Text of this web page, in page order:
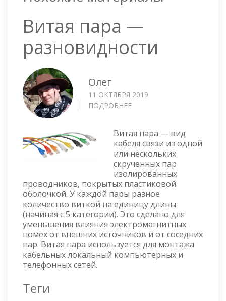
Витая пара —
разновидности
Олег
11 ОКТЯБРЯ 2019
ПОДРОБНЕЕ
—
РАЗНОВИДНОСТИ
Витая пара — вид
кабеля связи из одной
или нескольких
скрученных пар
изолированных
проводников, покрытых пластиковой
оболочкой. У каждой пары разное
количество виткой на единицу длины
(начиная с 5 категории). Это сделано для
уменьшения влияния электромагнитных
помех от внешних источников и от соседних
пар. Витая пара используется для монтажа
кабельных локальный компьютерных и
телефонных сетей.
Теги